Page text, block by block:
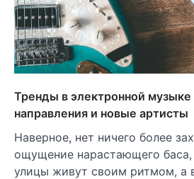
Тренды в электронной
направления и новые артисты
Наверное, нет ничего более
ощущение нарастающего баса,
улицы живут своим ритмом, а